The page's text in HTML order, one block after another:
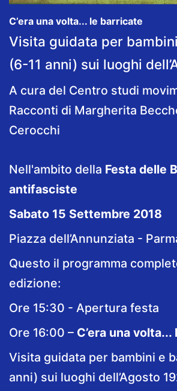
C’era una volta... le barricate
Visita guidata per
(6-11 anni) sui luoghi
A cura del Centro studi
Racconti di Margherita
Cerocchi
Nell'ambito della Festa delle
antifasciste
Sabato 15 Settembre 2018
Piazza dell’Annunziata -
Questo il programma
edizione:
Ore 15:30 - Apertura festa
Ore 16:00 – C’era una
Visita guidata per bambini e
anni) sui luoghi dell’Agosto